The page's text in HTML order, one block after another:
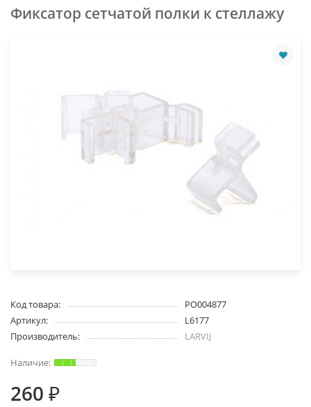
Фиксатор сетчатой полки к стеллажу
Код товара:
PO004877
Артикул:
L6177
Производитель:
LARVIJ
260 ₽